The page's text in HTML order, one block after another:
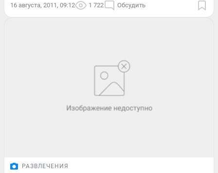
16 августа, 2011, 09:12 1 722 Обсудить
РАЗВЛЕЧЕНИЯ